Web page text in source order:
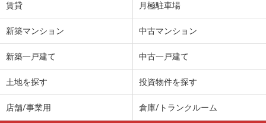
賃貸 月極駐車場
新築マンション 中古マンション
新築一戸建て 中古一戸建て
土地を探す 投資物件を探す
店舗/事業用 倉庫/トランクルーム